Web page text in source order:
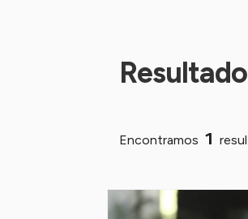
Encontramos 1